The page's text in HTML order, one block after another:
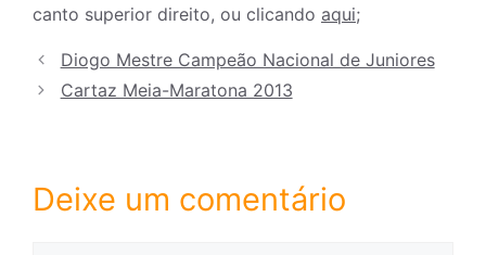
canto superior direito, ou clicando aqui;
Diogo Mestre Campeão Nacional de Juniores
Cartaz Meia-Maratona 2013
Deixe um comentário